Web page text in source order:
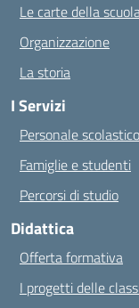
Le carte della
Organizzazione
La storia
I Servizi
Personale scolastico
Famiglie e studenti
Percorsi di studio
Didattica
Offerta formativa
I progetti delle classi